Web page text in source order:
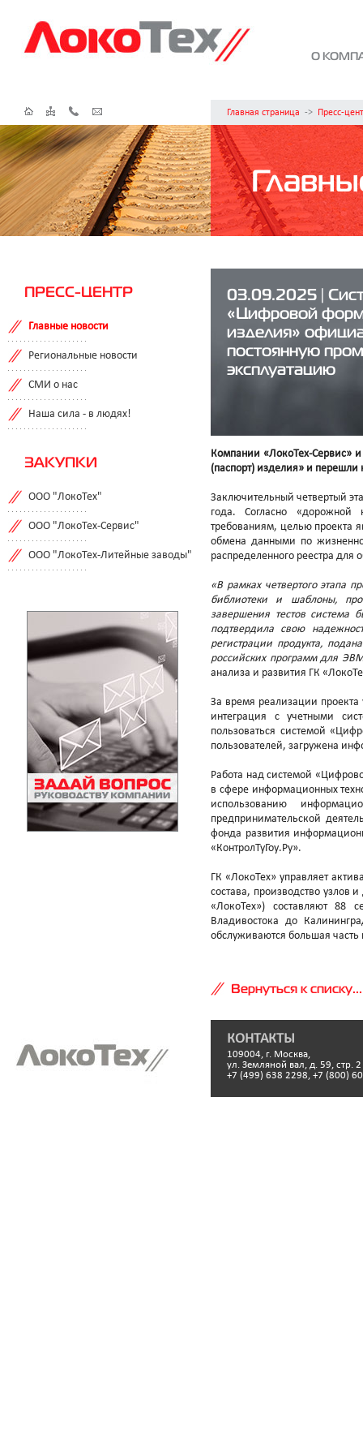
О
Главная страница -> Пресс-
ПРЕСС-ЦЕНТР
Главные новости
Региональные новости
СМИ о нас
Наша сила - в людях!
ЗАКУПКИ
ООО "ЛокоТех"
ООО "ЛокоТех-Сервис"
ООО "ЛокоТех-Литейные заводы"
03.09.2025 |
«Цифровой
изделия»
постоянную
эксплуатацию
Компании «ЛокоТех-Сервис»
(паспорт) изделия» и
Заключительный четвертый
года. Согласно «дорожной
требованиям, целью проекта
обмена данными по
распределенного реестра
«В рамках четвертого этапа
библиотеки и шаблоны,
завершения тестов система
подтвердила свою
регистрации продукта,
российских программ для
анализа и развития ГК
За время реализации
интеграция с учетными
пользоваться системой
пользователей, загружена
Работа над системой
в сфере информационных
использованию
предпринимательской
фонда развития
«КонтролТуГоу.Ру».
ГК «ЛокоТех» управляет
состава, производство узлов
«ЛокоТех») составляют 88
Владивостока до
обслуживаются большая
Вернуться к списку...
КОНТАКТЫ
109004, г. Москва,
ул. Земляной вал, д. 59, стр. 2
+7 (499) 638 2298, +7 (800)